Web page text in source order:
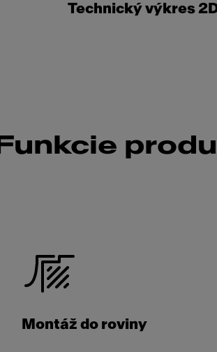
Technický výkres
Funkcie
Montáž do roviny